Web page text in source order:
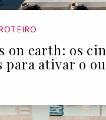
on earth: os
para ativar o